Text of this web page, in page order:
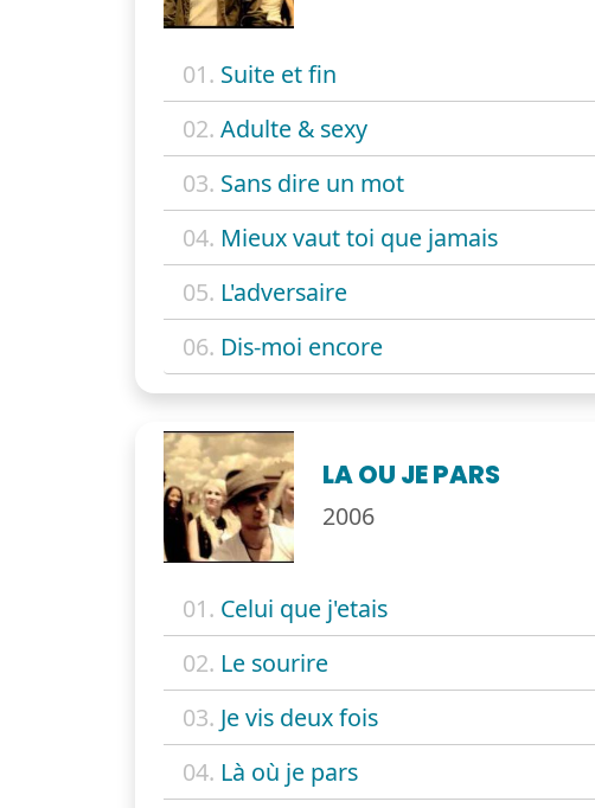
01. Suite et fin
02. Adulte & sexy
03. Sans dire un mot
04. Mieux vaut toi que jamais
05. L'adversaire
06. Dis-moi encore
LA OU JE PARS
2006
01. Celui que j'etais
02. Le sourire
03. Je vis deux fois
04. Là où je pars